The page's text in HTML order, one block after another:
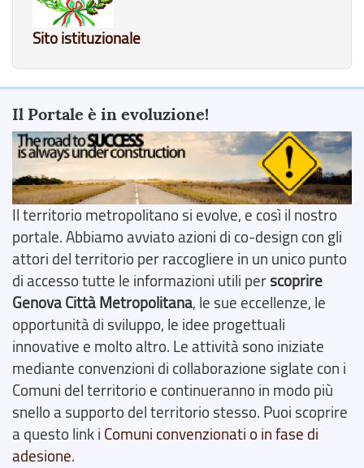
Sito istituzionale
Il Portale è in evoluzione!
Il territorio metropolitano si evolve, e così il nostro
portale. Abbiamo avviato azioni di co-design con gli
attori del territorio per raccogliere in un unico punto
di accesso tutte le informazioni utili perscoprire
Genova Città Metropolitana, le sue eccellenze, le
opportunità di sviluppo, le idee progettuali
innovative e molto altro. Le attività sono iniziate
mediante convenzioni di collaborazione siglate con i
Comuni del territorio e continueranno in modo più
snello a supporto del territorio stesso. Puoi scoprire
a questo link i Comuni convenzionati o in fase di
adesione.